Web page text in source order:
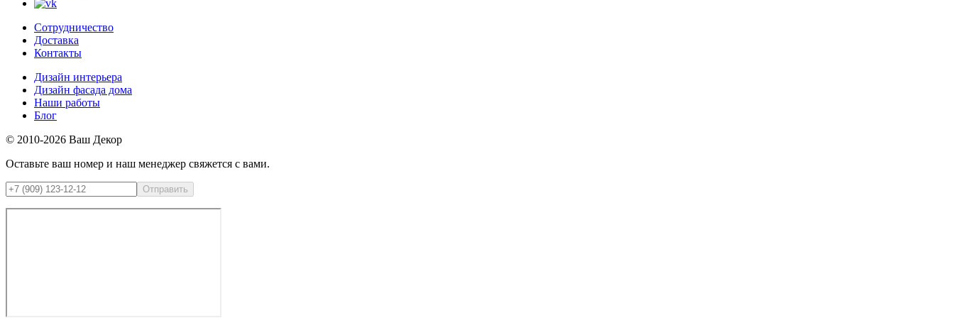
Сотрудничество
Доставка
Контакты
Дизайн интерьера
Дизайн фасада дома
Наши работы
Блог
© 2010-2026 Ваш Декор
Оставьте ваш номер и наш менеджер свяжется с вами.